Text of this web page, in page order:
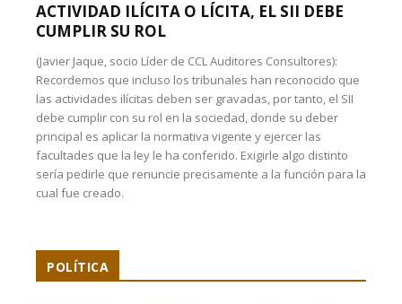
ACTIVIDAD ILÍCITA O LÍCITA, EL SII DEBE
CUMPLIR SU ROL
(Javier Jaque, socio Líder de CCL Auditores Consultores):
Recordemos que incluso los tribunales han reconocido que
las actividades ilícitas deben ser gravadas, por tanto, el SII
debe cumplir con su rol en la sociedad, donde su deber
principal es aplicar la normativa vigente y ejercer las
facultades que la ley le ha conferido. Exigirle algo distinto
sería pedirle que renuncie precisamente a la función para la
cual fue creado.
POLÍTICA